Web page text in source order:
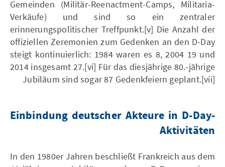
Gemeinden (Militär-Reenactment-Camps, Militaria-
Verkäufe) und sind so ein zentraler
erinnerungspolitischer Treffpunkt.[v] Die Anzahl der
offiziellen Zeremonien zum Gedenken an den D-Day
steigt kontinuierlich: 1984 waren es 8, 2004 19 und
2014 insgesamt 27.[vi] Für das diesjährige 80.-jährige
Jubiläum sind sogar 87 Gedenkfeiern geplant.[vii]
Einbindung deutscher Akteure in D-Day-
Aktivitäten
In den 1980er Jahren beschließt Frankreich aus dem